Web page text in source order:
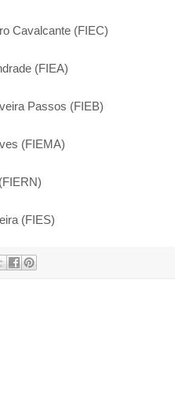
Cavalcante (FIEC)
(FIEA)
Passos (FIEB)
(FIEMA)
(FIES)